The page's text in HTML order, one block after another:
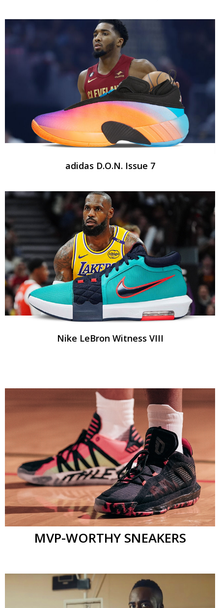
adidas D.O.N. Issue 7
Nike LeBron Witness VIII
MVP-WORTHY SNEAKERS